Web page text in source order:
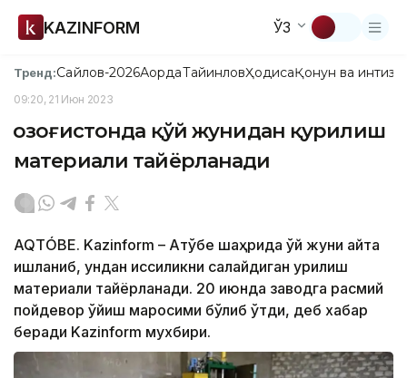
KAZINFORM ЎЗ
Тренд:Сайлов-2026АқордаТайинловҲодисаҚонун ва
09:20, 21 Июн 2023
Қозоғистонда қўй жунидан қурилиш
материали тайёрланади
AQTÓBE. Kazinform – Ақтўбе шаҳрида қўй жуни қайта
ишланиб, ундан иссиқликни сақлайдиган қурилиш
материали тайёрланади. 20 июнда заводга расмий
пойдевор қўйиш маросими бўлиб ўтди, деб хабар
беради Kazinform мухбири.